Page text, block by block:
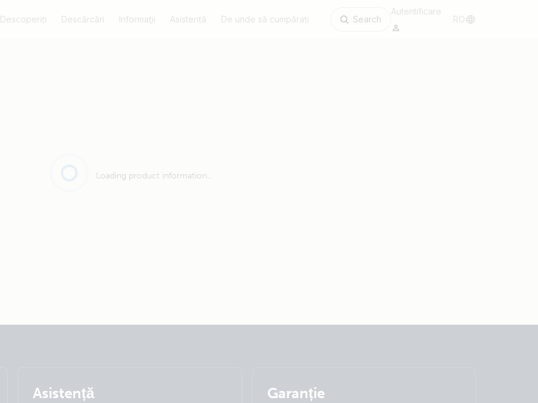
Descoperiți Descărcări Informaţii Asistență De unde să cumpărați Search
Autentificare
RO
Loading product information...
Čeština
Asistență Garanție